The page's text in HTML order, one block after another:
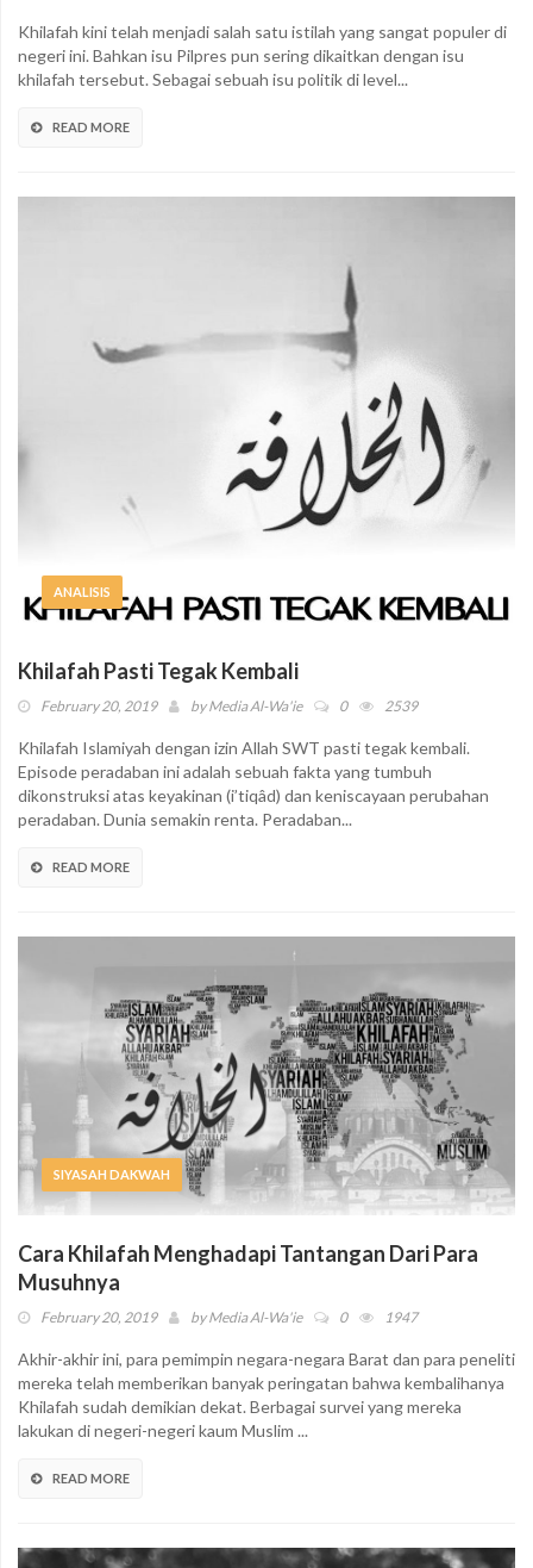
Khilafah kini telah menjadi salah satu istilah yang sangat populer di
negeri ini. Bahkan isu Pilpres pun sering dikaitkan dengan isu
khilafah tersebut. Sebagai sebuah isu politik di level...
READ MORE
ANALISIS
Khilafah Pasti Tegak Kembali
February 20, 2019 byMedia Al-Wa'ie 0 2539
Khilafah Islamiyah dengan izin Allah SWT pasti tegak kembali.
Episode peradaban ini adalah sebuah fakta yang tumbuh
dikonstruksi atas keyakinan (i’tiqâd) dan keniscayaan perubahan
peradaban. Dunia semakin renta. Peradaban...
READ MORE
SIYASAH DAKWAH
Cara Khilafah Menghadapi Tantangan Dari Para
Musuhnya
February 20, 2019 byMedia Al-Wa'ie 0 1947
Akhir-akhir ini, para pemimpin negara-negara Barat dan para peneliti
mereka telah memberikan banyak peringatan bahwa kembalihanya
Khilafah sudah demikian dekat. Berbagai survei yang mereka
lakukan di negeri-negeri kaum Muslim ...
READ MORE